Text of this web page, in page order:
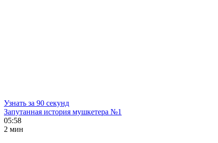
Узнать за 90 секунд
Запутанная история мушкетера №1
05:58
2 мин